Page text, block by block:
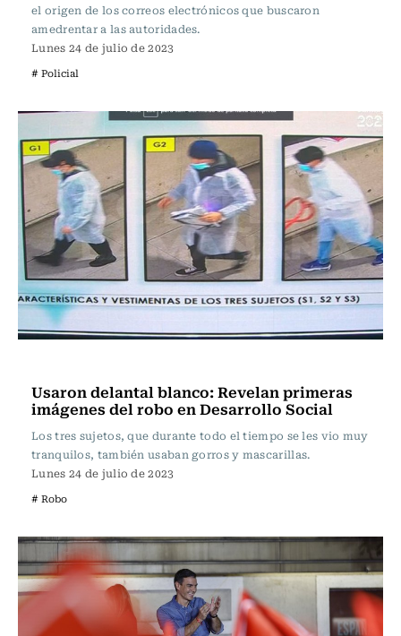
el origen de los correos electrónicos que buscaron
amedrentar a las autoridades.
Lunes 24 de julio de 2023
# Policial
Usaron delantal blanco: Revelan primeras
imágenes del robo en Desarrollo Social
Los tres sujetos, que durante todo el tiempo se les vio muy
tranquilos, también usaban gorros y mascarillas.
Lunes 24 de julio de 2023
# Robo